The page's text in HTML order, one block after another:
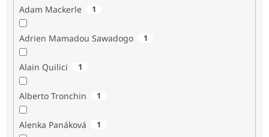
Adam Mackerle 1
Adrien Mamadou Sawadogo 1
Alain Quilici 1
Alberto Tronchin 1
Alenka Panáková 1